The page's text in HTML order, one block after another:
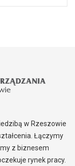
w Rzeszowie
Łączymy
z biznesem
rynek pracy.